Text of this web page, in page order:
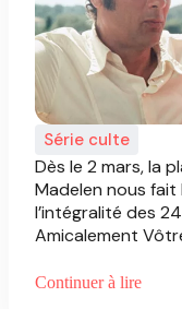
Série culte
Dès le 2 mars, la
Madelen nous
l’intégralité des
Amicalement
Continuer à lire